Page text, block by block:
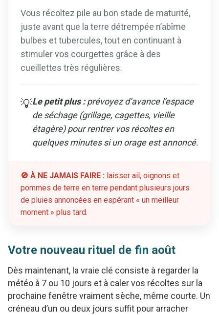
Vous récoltez pile au bon stade de maturité,
juste avant que la terre détrempée n’abîme
bulbes et tubercules, tout en continuant à
stimuler vos courgettes grâce à des
cueillettes très régulières.
💡Le petit plus :prévoyez d’avance l’espace
de séchage (grillage, cagettes, vieille
étagère) pour rentrer vos récoltes en
quelques minutes si un orage est annoncé.
🚫 À NE JAMAIS FAIRE : laisser ail, oignons et
pommes de terre en terre pendant plusieurs jours
de pluies annoncées en espérant « un meilleur
moment » plus tard.
Votre nouveau rituel de fin août
Dès maintenant, la vraie clé consiste à regarder la
météo à 7 ou 10 jours et à caler vos récoltes sur la
prochaine fenêtre vraiment sèche, même courte. Un
créneau d’un ou deux jours suffit pour arracher